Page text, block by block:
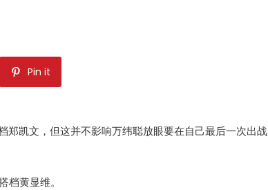
Pin it
郑凯文，但这并不影响万纬聪放眼要在自己最后一次出战
黄显维。